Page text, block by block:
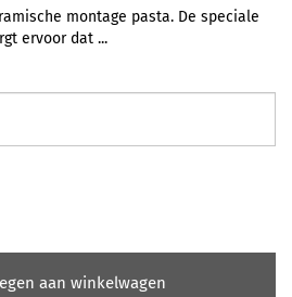
montage pasta. De speciale
ervoor dat ...
aan winkelwagen